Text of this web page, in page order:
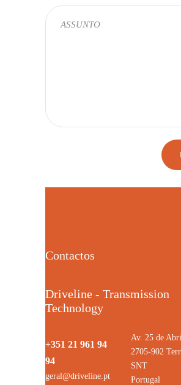
Contactos
Driveline - Transmission
Technology
+351 21 961 94
94
geral@driveline.pt
Av. 25 de
2705-902
SNT
Portugal